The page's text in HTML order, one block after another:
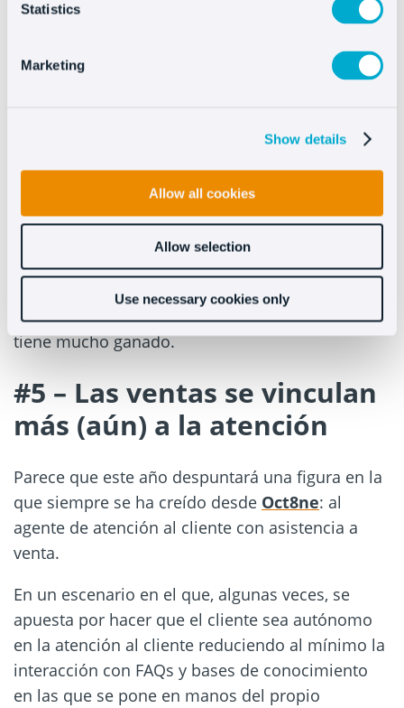
Statistics
Marketing
Show details
Allow all cookies
Allow selection
Use necessary cookies only
Para el cliente la asesoría, el tú a tú, muchas
experiencia de compra online
valor añadido es que un agente de la marca te
recibe en el establecimiento y te asesora
personalmente durante el tiempo que necesites
para que te vayas 100% convencido.
La experiencia offline volcada en el online es una
delas tendencias en atención al cliente más
potentes en 2018 y el que lo sepa aprovechar
tiene mucho ganado.
#5 – Las ventas se vinculan
más (aún) a la atención
Parece que este año despuntará una figura en la
que siempre se ha creído desde Oct8ne: al
agente de atención al cliente con asistencia a
venta.
En un escenario en el que, algunas veces, se
apuesta por hacer que el cliente sea autónomo
en la atención al cliente reduciendo al mínimo la
interacción con FAQs y bases de conocimiento
en las que se pone en manos del propio